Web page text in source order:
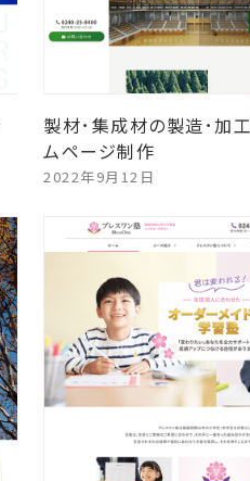
製材･集成材の製造･加
ムページ制作
2022年9月12日